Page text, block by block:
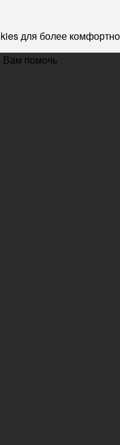
для более
Вам помочь